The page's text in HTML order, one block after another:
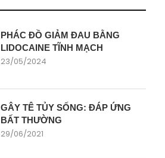
PHÁC ĐỒ GIẢM ĐAU BẰNG
LIDOCAINE TĨNH MẠCH
23/05/2024
GÂY TÊ TỦY SỐNG: ĐÁP ỨNG
BẤT THƯỜNG
29/06/2021